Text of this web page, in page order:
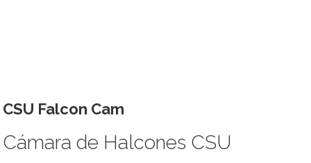
CSU Falcon Cam
Cámara de Halcones CSU